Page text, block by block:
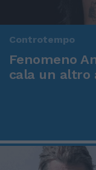
Controtempo
Fenomeno
cala un altro